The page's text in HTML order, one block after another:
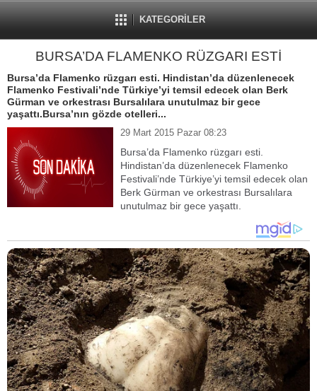
KATEGORİLER
BURSA’DA FLAMENKO RÜZGARI ESTİ
Bursa’da Flamenko rüzgarı esti. Hindistan’da düzenlenecek
Flamenko Festivali’nde Türkiye’yi temsil edecek olan Berk
Gürman ve orkestrası Bursalılara unutulmaz bir gece
yaşattı.Bursa’nın gözde otelleri...
29 Mart 2015 Pazar 08:23
Bursa’da Flamenko rüzgarı esti.
Hindistan’da düzenlenecek Flamenko
Festivali’nde Türkiye’yi temsil edecek olan
Berk Gürman ve orkestrası Bursalılara
unutulmaz bir gece yaşattı.